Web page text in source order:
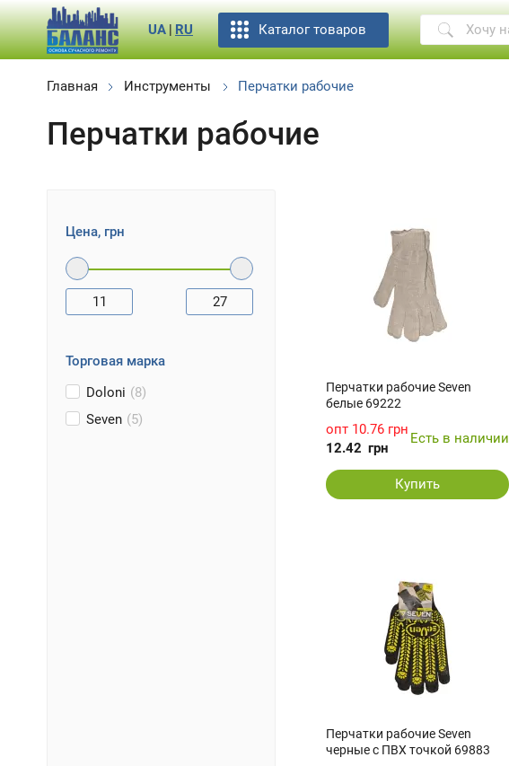
RU
|
UA Каталог товаров
Главная Инструменты Перчатки рабочие
Перчатки рабочие
Цена, грн
11 27
Торговая марка
Doloni (8)
Seven (5)
Перчатки рабочие Seven
белые 69222
опт 10.76 грн
12.42 грн
Есть в наличии
Купить
Перчатки рабочие Seven
черные c ПВХ точкой 69883